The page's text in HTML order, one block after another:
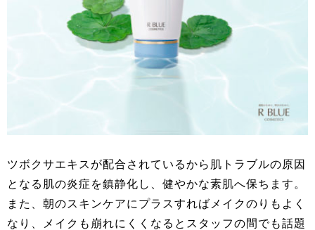
ツボクサエキスが配合されているから肌トラブルの原因
となる肌の炎症を鎮静化し、健やかな素肌へ保ちます。
また、朝のスキンケアにプラスすればメイクのりもよく
なり、メイクも崩れにくくなるとスタッフの間でも話題